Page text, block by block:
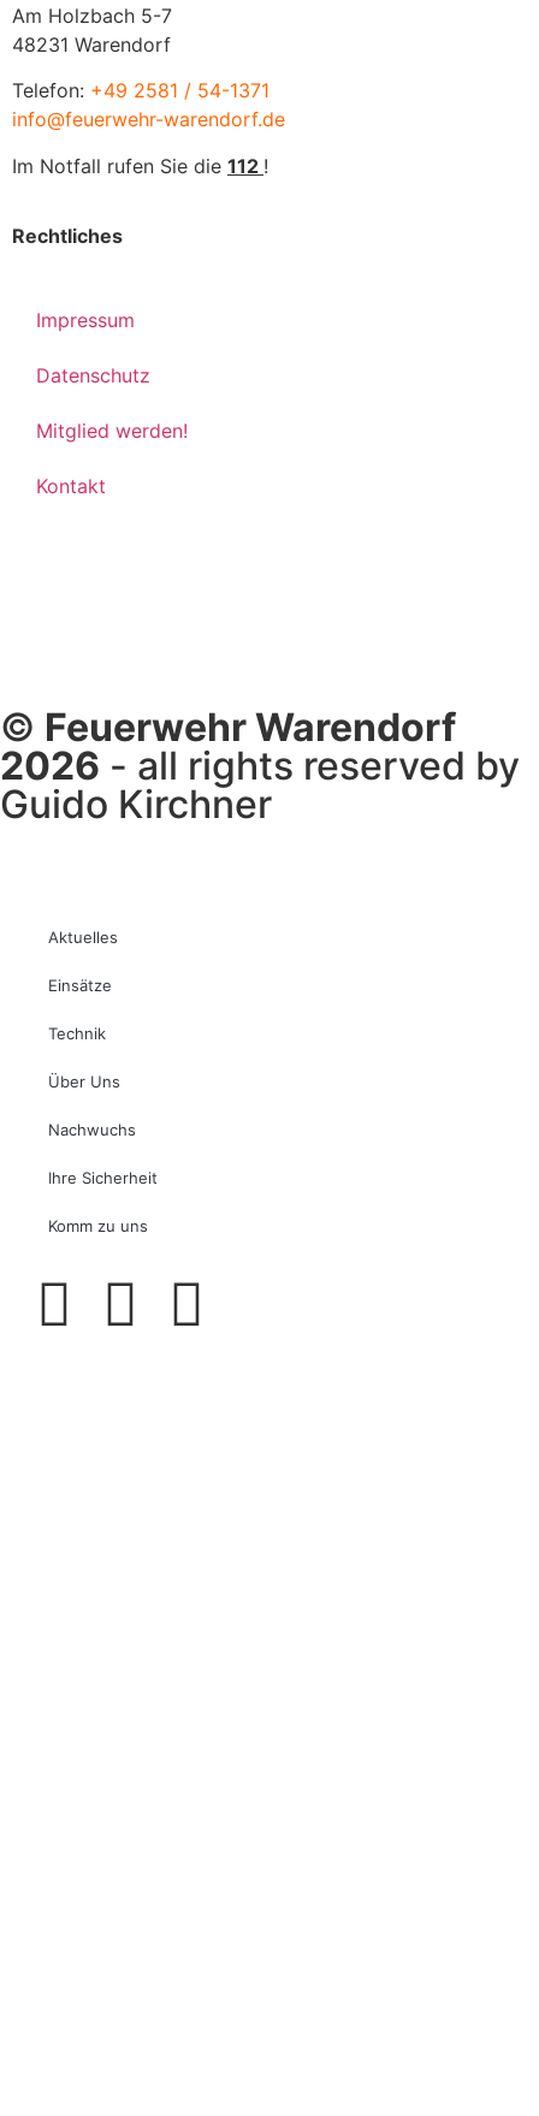
Am Holzbach 5-7
48231 Warendorf
Telefon: +49 2581 / 54-1371
info@feuerwehr-warendorf.de
Im Notfall rufen Sie die 112 !
Rechtliches
Impressum
Datenschutz
Mitglied werden!
Kontakt
© Feuerwehr Warendorf
2026 - all rights reserved by
Guido Kirchner
Aktuelles
Einsätze
Technik
Über Uns
Nachwuchs
Ihre Sicherheit
Komm zu uns